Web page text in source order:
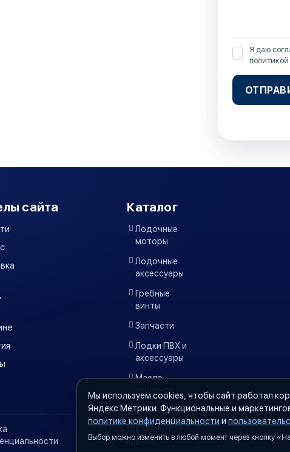
Я даю
сайта Каталог
Лодочные
моторы
Лодочные
аксессуары
Гребные
винты
Запчасти
Лодки ПВХ и
аксессуары
Масло
акцизное
Пользовательское
соглашение
Мы используем cookies, чтобы сайт работал
Яндекс Метрики. Функциональные и
политике конфиденциальности и
Выбор можно изменить в любой момент через кнопку